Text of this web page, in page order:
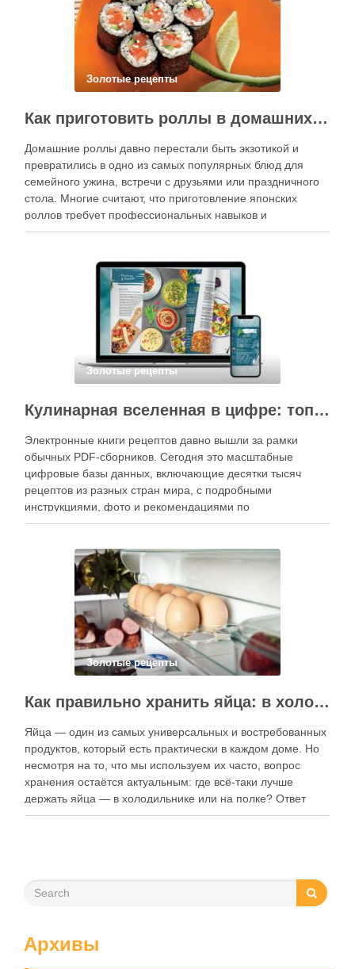
Золотые рецепты
Как приготовить роллы в домашних условиях?
Домашние роллы давно перестали быть экзотикой и
превратились в одно из самых популярных блюд для
семейного ужина, встречи с друзьями или праздничного
стола. Многие считают, что приготовление японских
роллов требует профессиональных навыков и
специального оборудования, однако на практике сделать
кухне. Главное — …
Золотые рецепты
Кулинарная вселенная в цифре: топ-3 самых больших электронных книг рецептов
Электронные книги рецептов давно вышли за рамки
обычных PDF-сборников. Сегодня это масштабные
цифровые базы данных, включающие десятки тысяч
рецептов из разных стран мира, с подробными
инструкциями, фото и рекомендациями по
приготовлению. В отличие от печатных изданий,
контент, расширять коллекции блюд и добавлять новые
функции. Ниже …
Золотые рецепты
Как правильно хранить яйца: в холодильнике или на полке?
Яйца — один из самых универсальных и востребованных
продуктов, который есть практически в каждом доме. Но
несмотря на то, что мы используем их часто, вопрос
хранения остаётся актуальным: где всё-таки лучше
держать яйца — в холодильнике или на полке? Ответ
зависит от нескольких факторов, включая температуру
Архивы